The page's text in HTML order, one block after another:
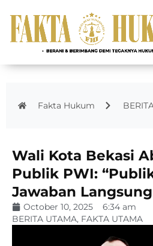
Fakta Hukum
Wali Kota Bekasi
Publik PWI:
Jawaban Langsung
October 10, 2025
6:34 am
BERITA UTAMA, FAKTA UTAMA